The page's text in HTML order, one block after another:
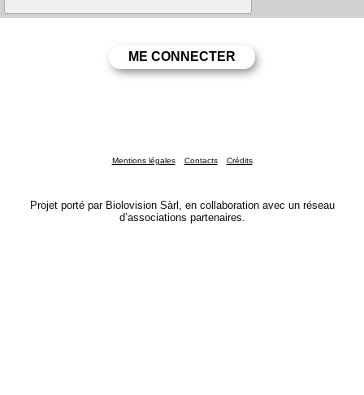
Mentions légales Contacts Crédits
Projet porté par Biolovision Sàrl, en collaboration avec un réseau
d’associations partenaires.